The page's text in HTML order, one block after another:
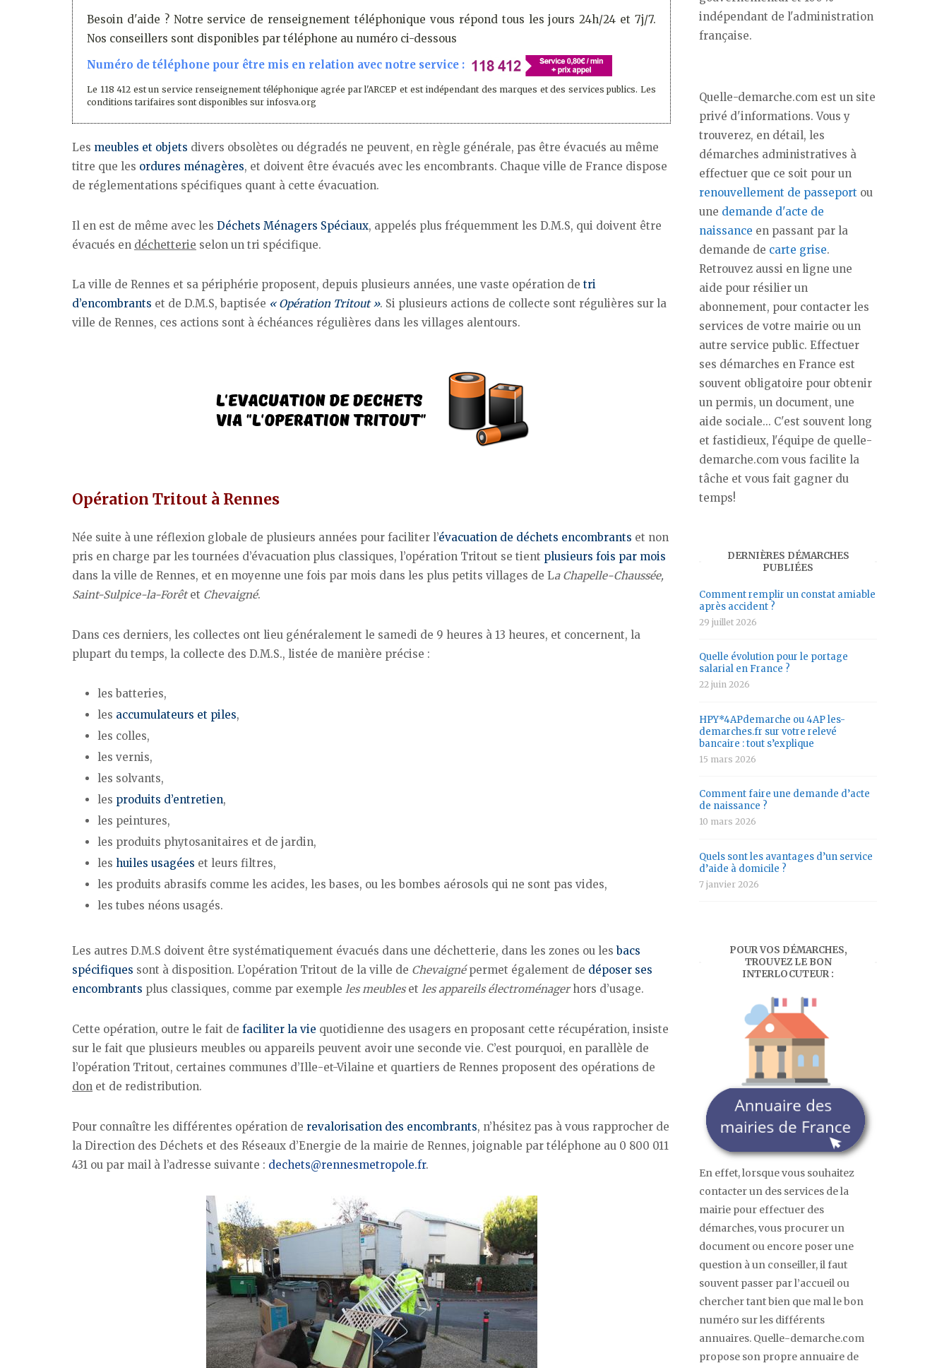
Besoin d'aide ? Notre service de renseignement téléphonique vous répond tous les jours 24h/24 et 7j/7.
Nos conseillers sont disponibles par téléphone au numéro ci-dessous
Numéro de téléphone pour être mis en relation avec notre service :
Le 118 412 est un service renseignement téléphonique agrée par l'ARCEP et est indépendant des marques et des services publics. Les
conditions tarifaires sont disponibles sur infosva.org
Les meubles et objets divers obsolètes ou dégradés ne peuvent, en règle générale, pas être évacués au même
titre que les ordures ménagères, et doivent être évacués avec les encombrants. Chaque ville de France dispose
de réglementations spécifiques quant à cette évacuation.
Il en est de même avec les Déchets Ménagers Spéciaux, appelés plus fréquemment les D.M.S, qui doivent être
évacués en déchetterie selon un tri spécifique.
La ville de Rennes et sa périphérie proposent, depuis plusieurs années, une vaste opération de tri
d’encombrants et de D.M.S, baptisée « Opération Tritout ». Si plusieurs actions de collecte sont régulières sur la
ville de Rennes, ces actions sont à échéances régulières dans les villages alentours.
Opération Tritout à Rennes
Née suite à une réflexion globale de plusieurs années pour faciliter l’évacuation de déchets encombrants et non
pris en charge par les tournées d’évacuation plus classiques, l’opération Tritout se tient plusieurs fois par mois
dans la ville de Rennes, et en moyenne une fois par mois dans les plus petits villages de La Chapelle-Chaussée,
Saint-Sulpice-la-Forêtet Chevaigné.
Dans ces derniers, les collectes ont lieu généralement le samedi de 9 heures à 13 heures, et concernent, la
plupart du temps, la collecte des D.M.S., listée de manière précise :
les batteries,
les accumulateurs et piles,
les colles,
les vernis,
les solvants,
les produits d’entretien,
les peintures,
les produits phytosanitaires et de jardin,
les huiles usagées et leurs filtres,
les produits abrasifs comme les acides, les bases, ou les bombes aérosols qui ne sont pas vides,
les tubes néons usagés.
Les autres D.M.S doivent être systématiquement évacués dans une déchetterie, dans les zones ou lesbacs
spécifiques sont à disposition. L’opération Tritout de la ville de Chevaignépermet également de déposer ses
encombrants plus classiques, comme par exemple les meubleset les appareils électroménagerhors d’usage.
Cette opération, outre le fait de faciliter la vie quotidienne des usagers en proposant cette récupération, insiste
sur le fait que plusieurs meubles ou appareils peuvent avoir une seconde vie. C’est pourquoi, en parallèle de
l’opération Tritout, certaines communes d’Ille-et-Vilaine et quartiers de Rennes proposent des opérations de
don et de redistribution.
Pour connaître les différentes opération de revalorisation des encombrants, n’hésitez pas à vous rapprocher de
la Direction des Déchets et des Réseaux d’Energie de la mairie de Rennes, joignable par téléphone au 0 800 011
431 ou par mail à l’adresse suivante : dechets@rennesmetropole.fr.
indépendant de l'administration
française.
Quelle-demarche.com est un site
privé d'informations. Vous y
trouverez, en détail, les
démarches administratives à
effectuer que ce soit pour un
renouvellement de passeport ou
une demande d'acte de
naissance en passant par la
demande de carte grise.
Retrouvez aussi en ligne une
aide pour résilier un
abonnement, pour contacter les
services de votre mairie ou un
autre service public. Effectuer
ses démarches en France est
souvent obligatoire pour obtenir
un permis, un document, une
aide sociale... C'est souvent long
et fastidieux, l'équipe de quelle-
demarche.com vous facilite la
tâche et vous fait gagner du
temps!
DERNIÈRES DÉMARCHES
PUBLIÉES
Comment remplir un constat amiable
après accident ?
29 juillet 2026
Quelle évolution pour le portage
salarial en France ?
22 juin 2026
HPY*4APdemarche ou 4AP les-
demarches.fr sur votre relevé
bancaire : tout s’explique
15 mars 2026
Comment faire une demande d’acte
de naissance ?
10 mars 2026
Quels sont les avantages d’un service
d’aide à domicile ?
7 janvier 2026
POUR VOS DÉMARCHES,
TROUVEZ LE BON
INTERLOCUTEUR :
En effet, lorsque vous souhaitez
contacter un des services de la
mairie pour effectuer des
démarches, vous procurer un
document ou encore poser une
question à un conseiller, il faut
souvent passer par l’accueil ou
chercher tant bien que mal le bon
numéro sur les différents
annuaires. Quelle-demarche.com
propose son propre annuaire de